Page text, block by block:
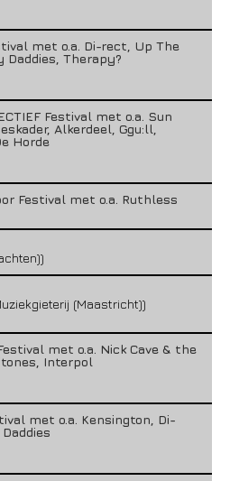
met o.a. Di-rect, Up The
Daddies, Therapy?
Festival met o.a. Sun
Alkerdeel, Ggu:ll,
Horde
Festival met o.a. Ruthless
(Maastricht))
met o.a. Nick Cave & the
Interpol
met o.a. Kensington, Di-